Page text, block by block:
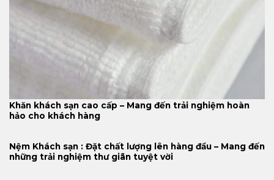
Khăn khách sạn cao cấp – Mang đến trải nghiệm hoàn
hảo cho khách hàng
Nệm Khách sạn : Đặt chất lượng lên hàng đầu – Mang đến
những trải nghiệm thư giãn tuyệt vời